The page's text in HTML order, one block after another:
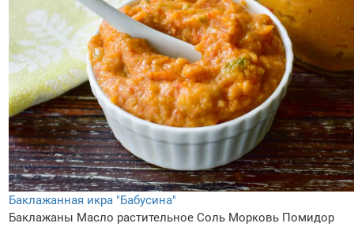
Баклажанная икра "Бабусина"
Баклажаны Масло растительное Соль Морковь Помидор